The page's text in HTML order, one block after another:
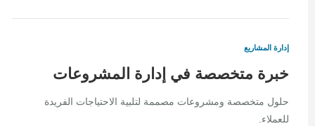
إدارة المشاريع
خبرة متخصصة في إدارة المشروعات
حلول متخصصة ومشروعات مصممة لتلبية الاحتياجات الفريدة
للعملاء.